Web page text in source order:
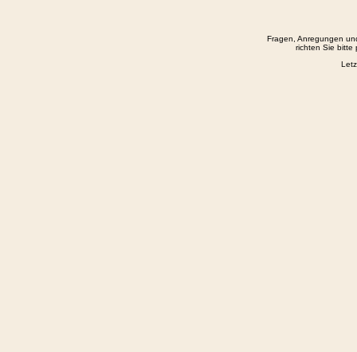
Fragen, Anregungen
richten Sie bitte